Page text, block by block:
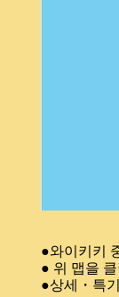
●와이키키
● 위 맵을
●상세・특